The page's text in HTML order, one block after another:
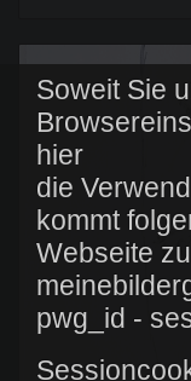
Soweit Sie
hier
die
kommt
Webseite
pwg_id -